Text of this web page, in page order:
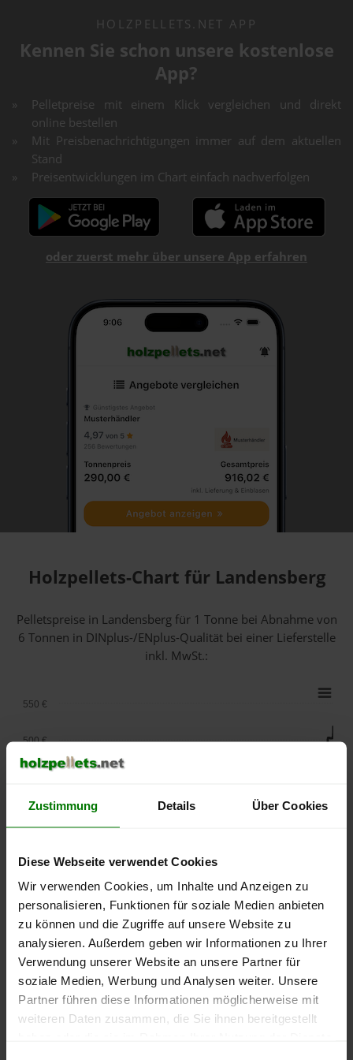
Zustimmung Details Über Cookies
Diese Webseite verwendet Cookies
Wir verwenden Cookies, um Inhalte und Anzeigen zu
personalisieren, Funktionen für soziale Medien anbieten
zu können und die Zugriffe auf unsere Website zu
analysieren. Außerdem geben wir Informationen zu Ihrer
Verwendung unserer Website an unsere Partner für
soziale Medien, Werbung und Analysen weiter. Unsere
Partner führen diese Informationen möglicherweise mit
weiteren Daten zusammen, die Sie ihnen bereitgestellt
HOLZPELLETS.NET APP
Kennen Sie schon unsere kostenlose
App?
Pelletpreise mit einem Klick vergleichen und direkt
online bestellen
Mit Preisbenachrichtigungen immer auf dem aktuellen
Stand
Preisentwicklungen im Chart einfach nachverfolgen
oder zuerst mehr über unsere App erfahren
Holzpellets-Chart für Landensberg
Pelletspreise in Landensberg für 1 Tonne bei Abnahmevon
6 Tonnen in DINplus-/ENplus-Qualität bei einer Lieferstelle
inkl. MwSt.:
2025
2026
2026
250 €
300 €
400 €
500 €
550 €
Die aktuelle Preisentwicklung für Holzpellets in Deutschland
können Sie jederzeit auf unsererPelletspreise-Seite